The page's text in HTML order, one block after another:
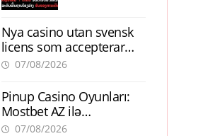
ເຕີບໂຕ
Nya casino utan svensk
licens som accepterar
Swish: En jämförelse
07/08/2026
Pinup Casino Oyunları:
Mostbet AZ ilə
Müqayisədə Nə Təqdim
07/08/2026